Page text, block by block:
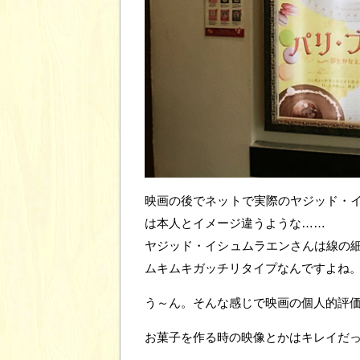
映画の後でネットで実際のヤジッド・
は本人とイメージ違うような……
ヤジッド・イシュムラエンさんは線の
ムキムキガッチリタイプなんですよね
う～ん。そんな感じで映画の個人的
お菓子を作る時の映像とかはキレイだ